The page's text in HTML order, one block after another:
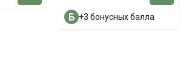
+3 бонусных балла